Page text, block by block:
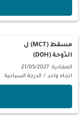
مسقط (MCT)
ل
الدّوحة (DOH)
المغادرة: 21/05/2027
اتجاه واحد / الدرجة السياحية